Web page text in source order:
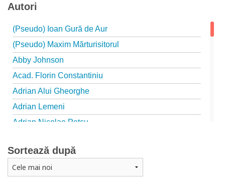
Autori
(Pseudo) Ioan Gură de Aur
(Pseudo) Maxim Mărturisitorul
Abby Johnson
Acad. Florin Constantiniu
Adrian Alui Gheorghe
Adrian Lemeni
Adrian Nicolae Petcu
Adriana Petrescu
Alexandra Rotariu
Sortează după